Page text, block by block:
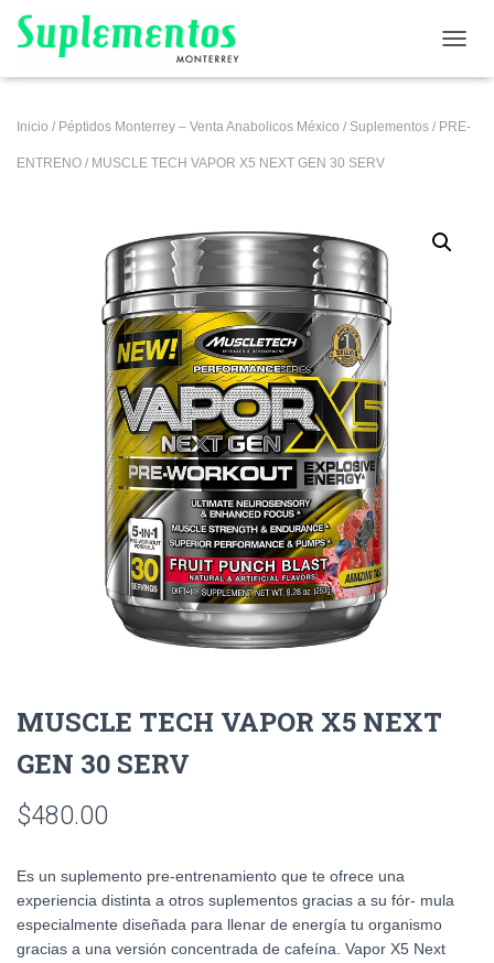
Inicio / Péptidos Monterrey – Venta Anabolicos México / Suplementos / PRE-
ENTRENO / MUSCLE TECH VAPOR X5 NEXT GEN 30 SERV
MUSCLE TECH VAPOR X5 NEXT
GEN 30 SERV
$480.00
Es un suplemento pre-entrenamiento que te ofrece una
experiencia distinta a otros suplementos gracias a su fór- mula
especialmente diseñada para llenar de energía tu organismo
gracias a una versión concentrada de cafeína. Vapor X5 Next